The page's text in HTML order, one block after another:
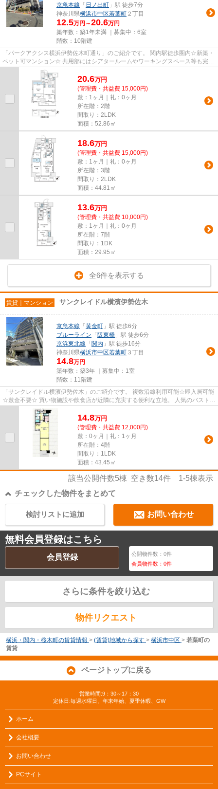
京急本線 「 日ノ出町 」駅 徒歩7分
神奈川県横浜市中区若葉町 ２丁目
12.5万円～20.6万円
築年数：築1年未満 ｜募集中： 6室
階数：10階建
「パークアクシス横浜伊勢佐木町通り」のご紹介です。 関内駅徒歩圏内☆新築・
ペット可マンション☆ 共用部にはシアタールームやワーキングスペース等も完備
しております。 【オンライン...
20.6万円
(管理費・共益費 15,000円)
敷：1ヶ月｜礼：0ヶ月
所在階：2階
間取り：2LDK
面積：52.86㎡
18.6万円
(管理費・共益費 15,000円)
敷：1ヶ月｜礼：0ヶ月
所在階：3階
間取り：2LDK
面積：44.81㎡
13.6万円
(管理費・共益費 10,000円)
敷：1ヶ月｜礼：0ヶ月
所在階：7階
間取り：1DK
面積：29.95㎡
全6件を表示する
賃貸｜マンション サンクレイドル横濱伊勢佐木
京急本線 「 黄金町 」駅 徒歩6分
ブルーライン 「 阪東橋 」駅 徒歩6分
京浜東北線 「 関内 」駅 徒歩16分
神奈川県横浜市中区若葉町 ３丁目
14.8万円
築年数：築3年 ｜募集中： 1室
階数：11階建
「サンクレイドル横濱伊勢佐木」のご紹介です。 複数沿線利用可能☆即入居可能
☆敷金不要☆ 買い物施設や飲食店が近隣に充実する便利な立地。 人気のバストイ
レ別。嬉しい浴室乾燥機付。 ...
14.8万円
(管理費・共益費 12,000円)
敷：0ヶ月｜礼：1ヶ月
所在階：4階
間取り：1LDK
面積：43.45㎡
該当公開件数5棟 空き数14件 1-5棟表示
チェックした物件をまとめて
お問い合わせ
検討リストに追加
無料会員登録はこちら
会員登録 公開物件数：0件
会員物件数：0件
さらに条件を絞り込む
物件リクエスト
横浜・関内・桜木町の賃貸情報 > (賃貸)地域から探す > 横浜市中区 > 若葉町の
賃貸
ページトップに戻る
営業時間:9：30～17：30
定休日:毎週水曜日、年末年始、夏季休暇、GW
ホーム
会社概要
お問い合わせ
PCサイト